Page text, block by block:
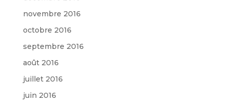
novembre 2016
octobre 2016
septembre 2016
août 2016
juillet 2016
juin 2016